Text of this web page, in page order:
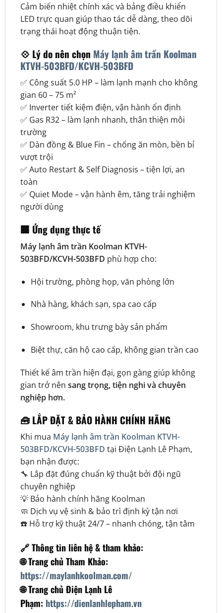
Cảm biến nhiệt chính xác và bảng điều khiển
LED trực quan giúp thao tác dễ dàng, theo dõi
trạng thái hoạt động thuận tiện.
💠 Lý do nên chọn Máy lạnh âm trần Koolman
KTVH-503BFD/KCVH-503BFD
✅ Công suất 5.0 HP – làm lạnh mạnh cho không
gian 60 – 75 m²
✅ Inverter tiết kiệm điện, vận hành ổn định
✅ Gas R32 – làm lạnh nhanh, thân thiện môi
trường
✅ Dàn đồng & Blue Fin – chống ăn mòn, bền bỉ
vượt trội
✅ Auto Restart & Self Diagnosis – tiện lợi, an
toàn
✅ Quiet Mode – vận hành êm, tăng trải nghiệm
người dùng
🏢 Ứng dụng thực tế
Máy lạnh âm trần Koolman KTVH-
503BFD/KCVH-503BFD phù hợp cho:
Hội trường, phòng họp, văn phòng lớn
Nhà hàng, khách sạn, spa cao cấp
Showroom, khu trưng bày sản phẩm
Biệt thự, căn hộ cao cấp, không gian trần cao
Thiết kế âm trần hiện đại, gọn gàng giúp không
gian trở nên sang trọng, tiện nghi và chuyên
nghiệp hơn.
🧰 LẮP ĐẶT & BẢO HÀNH CHÍNH HÃNG
Khi mua Máy lạnh âm trần Koolman KTVH-
503BFD/KCVH-503BFD tại Điện Lạnh Lê Phạm,
bạn nhận được:
🔧 Lắp đặt đúng chuẩn kỹ thuật bởi đội ngũ
chuyên nghiệp
💡 Bảo hành chính hãng Koolman
🧼 Dịch vụ vệ sinh & bảo trì định kỳ tận nơi
☎️ Hỗ trợ kỹ thuật 24/7 – nhanh chóng, tận tâm
🔗 Thông tin liên hệ & tham khảo:
🌐 Trang chủ Tham Khảo:
https://maylanhkoolman.com/
🌐 Trang chủ Điện Lạnh Lê
Phạm: https://dienlanhlepham.vn